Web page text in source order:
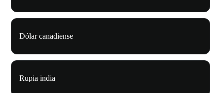
Dólar canadiense
Rupia india